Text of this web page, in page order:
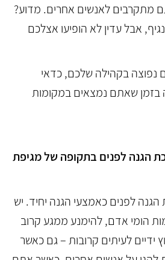
מתקרבים לאנשים אחרים. מדוע?
אבל עדין לא הופיעו אצלכם
נפוצה בקהילה שלכם, כדאי
שאתם נמצאים במקומות
הגנה לפנים בתקופה של מגיפת
לפנים כאמצעי הגנה יחיד. יש
הומי אדם, להימנע ממגע קרוב
ידיים לעיתים קרובות – גם כאשר